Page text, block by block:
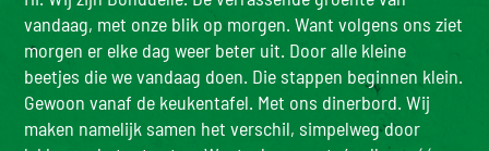
vandaag, met onze blik op morgen. Want volgens ons ziet
morgen er elke dag weer beter uit. Door alle kleine
beetjes die we vandaag doen. Die stappen beginnen klein.
Gewoon vanaf de keukentafel. Met ons dinerbord. Wij
maken namelijk samen het verschil, simpelweg door